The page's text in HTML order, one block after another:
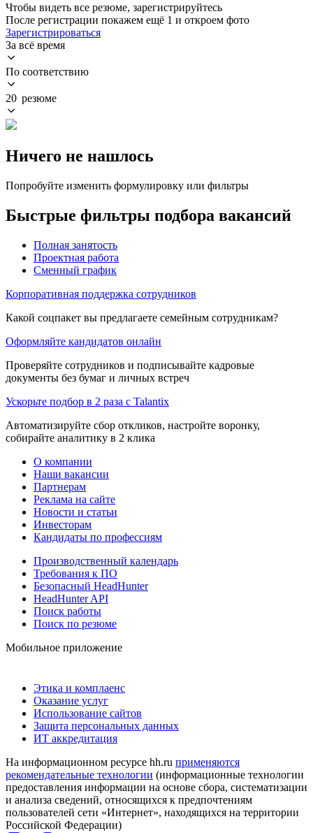
Чтобы видеть все резюме, зарегистрируйтесь
После регистрации покажем ещё 1 и откроем фото
Зарегистрироваться
За всё время
По соответствию
20 резюме
Ничего не нашлось
Попробуйте изменить формулировку или фильтры
Быстрые фильтры подбора вакансий
Полная занятость
Проектная работа
Сменный график
Корпоративная поддержка сотрудников
Какой соцпакет вы предлагаете семейным сотрудникам?
Оформляйте кандидатов онлайн
Проверяйте сотрудников и подписывайте кадровые
документы без бумаг и личных встреч
Ускорьте подбор в 2 раза с Talantix
Автоматизируйте сбор откликов, настройте воронку,
собирайте аналитику в 2 клика
О компании
Наши вакансии
Партнерам
Реклама на сайте
Новости и статьи
Инвесторам
Кандидаты по профессиям
Производственный календарь
Требования к ПО
Безопасный HeadHunter
HeadHunter API
Поиск работы
Поиск по резюме
Мобильное приложение
Этика и комплаенс
Оказание услуг
Использование сайтов
Защита персональных данных
ИТ аккредитация
На информационном ресурсе hh.ru применяются
рекомендательные технологии (информационные технологии
предоставления информации на основе сбора, систематизации
и анализа сведений, относящихся к предпочтениям
пользователей сети «Интернет», находящихся на территории
Российской Федерации)